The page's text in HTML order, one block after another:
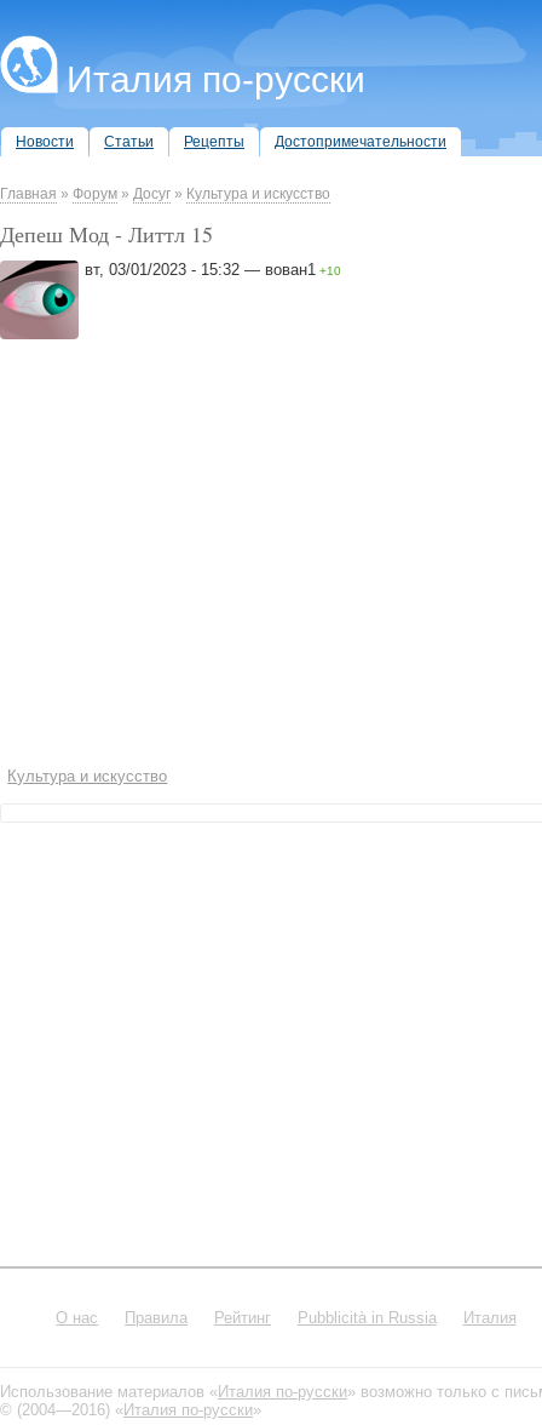
Италия по-русски
Новости Статьи Рецепты Достопримечательности
Главная » Форум » Досуг » Культура и искусство
Депеш Мод - Литтл 15
вт, 03/01/2023 - 15:32 — вован1 +10
Культура и искусство
О нас Правила Рейтинг Pubblicità in Russia Италия
Использование материалов «Италия по-русски» возможно только с
© (2004—2016) «Италия по-русски»